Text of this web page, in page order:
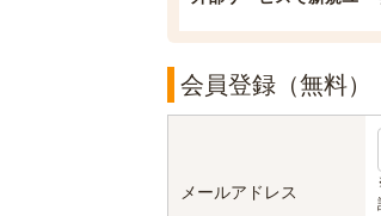
会員登録（無料）
メールアドレス